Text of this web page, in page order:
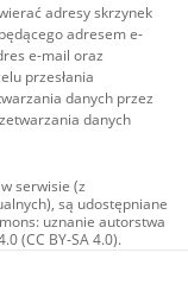
adresy skrzynek
adresem e-
e-mail oraz
przesłania
danych przez
danych
serwisie (z
są udostępniane
uznanie autorstwa
(CC BY-SA 4.0).
zdjęcia, materiały
na licencji typu
użycie